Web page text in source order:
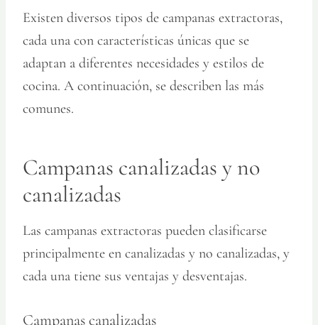
Existen diversos tipos de campanas extractoras,
cada una con características únicas que se
adaptan a diferentes necesidades y estilos de
cocina. A continuación, se describen las más
comunes.
Campanas canalizadas y no
canalizadas
Las campanas extractoras pueden clasificarse
principalmente en canalizadas y no canalizadas, y
cada una tiene sus ventajas y desventajas.
Campanas canalizadas